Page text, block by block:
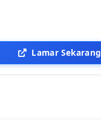
Lamar Sekarang